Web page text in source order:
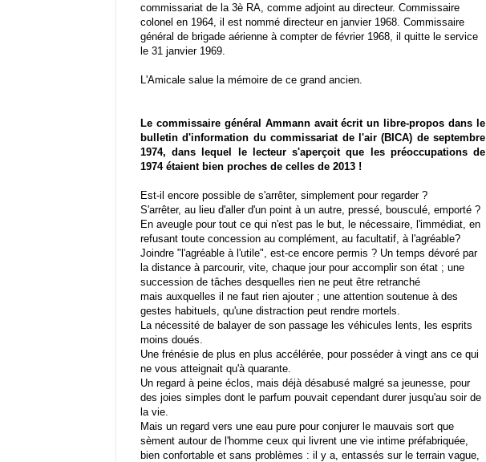
commissariat de la 3è RA, comme adjoint au directeur. Commissaire
colonel en 1964, il est nommé directeur en janvier 1968. Commissaire
général de brigade aérienne à compter de février 1968, il quitte le service
le 31 janvier 1969.
L'Amicale salue la mémoire de ce grand ancien.
Le commissaire général Ammann avait écrit un libre-propos dans le
bulletin d'information du commissariat de l'air (BICA) de septembre
1974, dans lequel le lecteur s'aperçoit que les préoccupations de
1974 étaient bien proches de celles de 2013 !
Est-il encore possible de s'arrêter, simplement pour regarder ?
S'arrêter, au lieu d'aller d'un point à un autre, pressé, bousculé, emporté ?
En aveugle pour tout ce qui n'est pas le but, le nécessaire, l'immédiat, en
refusant toute concession au complément, au facultatif, à l'agréable?
Joindre "l'agréable à l'utile", est-ce encore permis ? Un temps dévoré par
la distance à parcourir, vite, chaque jour pour accomplir son état ; une
succession de tâches desquelles rien ne peut être retranché
mais auxquelles il ne faut rien ajouter ; une attention soutenue à des
gestes habituels, qu'une distraction peut rendre mortels.
La nécessité de balayer de son passage les véhicules lents, les esprits
moins doués.
Une frénésie de plus en plus accélérée, pour posséder à vingt ans ce qui
ne vous atteignait qu'à quarante.
Un regard à peine éclos, mais déjà désabusé malgré sa jeunesse, pour
des joies simples dont le parfum pouvait cependant durer jusqu'au soir de
la vie.
Mais un regard vers une eau pure pour conjurer le mauvais sort que
sèment autour de l'homme ceux qui livrent une vie intime préfabriquée,
bien confortable et sans problèmes : il y a, entassés sur le terrain vague,